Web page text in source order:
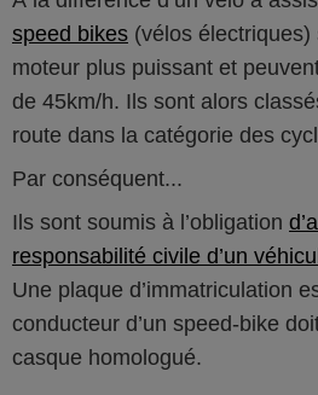
speed bikes (vélos électriques)
moteur plus puissant et
de 45km/h. Ils sont alors
route dans la catégorie des
Par conséquent...
Ils sont soumis à l’obligation
responsabilité civile d’un
Une plaque d’immatriculation
conducteur d’un speed-bike
casque homologué.